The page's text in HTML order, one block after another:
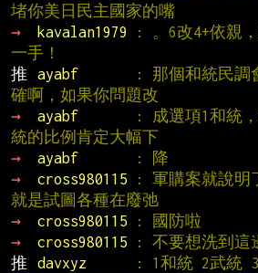
堵你美日民主國家的嘴
→
kavalan1979
: 。6改4+依親
一手！
推
ayabf
: 那個和統民調
確啊，如果你問題改
→
ayabf
: 成選項1和統
統的比例肯定大幅下
→
ayabf : 降
→
cross980115
: 軍購案就說明
就是試圖各種在廢弛
→
cross980115 : 國防啦
→
cross980115 : 不要想洗到這
推
davxyz
: 1和統 2武統